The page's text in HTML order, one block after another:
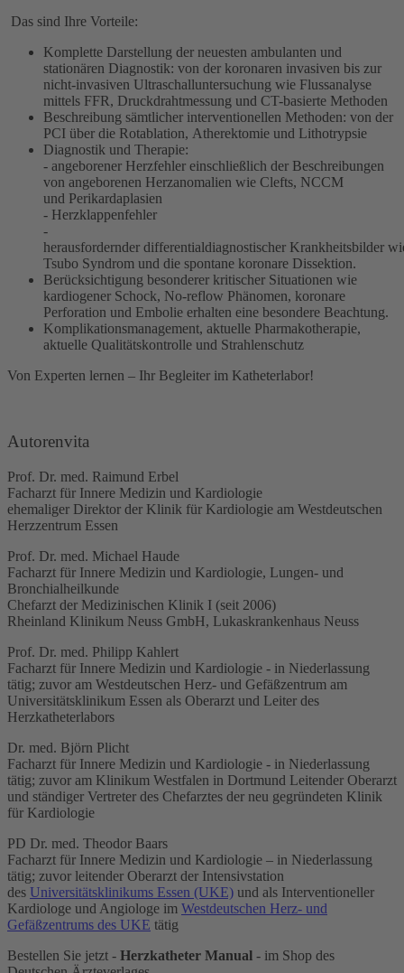
Das sind Ihre Vorteile:
Komplette Darstellung der neuesten ambulanten und
stationären Diagnostik: von der koronaren invasiven bis zur
nicht-invasiven Ultraschalluntersuchung wie Flussanalyse
mittels FFR, Druckdrahtmessung und CT-basierte Methoden
Beschreibung sämtlicher interventionellen Methoden: von der
PCI über die Rotablation, Atherektomie und Lithotrypsie
Diagnostik und Therapie:
- angeborener Herzfehler einschließlich der Beschreibungen
von angeborenen Herzanomalien wie Clefts, NCCM
und Perikardaplasien
- Herzklappenfehler
-
herausfordernder differentialdiagnostischer Krankheitsbilder
Tsubo Syndrom und die spontane koronare Dissektion.
Berücksichtigung besonderer kritischer Situationen wie
kardiogener Schock, No-reflow Phänomen, koronare
Perforation und Embolie erhalten eine besondere Beachtung.
Komplikationsmanagement, aktuelle Pharmakotherapie,
aktuelle Qualitätskontrolle und Strahlenschutz
Von Experten lernen – Ihr Begleiter im Katheterlabor!
Autorenvita
Prof. Dr. med. Raimund Erbel
Facharzt für Innere Medizin und Kardiologie
ehemaliger Direktor der Klinik für Kardiologie am Westdeutschen
Herzzentrum Essen
Prof. Dr. med. Michael Haude
Facharzt für Innere Medizin und Kardiologie, Lungen- und
Bronchialheilkunde
Chefarzt der Medizinischen Klinik I (seit 2006)
Rheinland Klinikum Neuss GmbH, Lukaskrankenhaus Neuss
Prof. Dr. med. Philipp Kahlert
Facharzt für Innere Medizin und Kardiologie - in Niederlassung
tätig; zuvor am Westdeutschen Herz- und Gefäßzentrum am
Universitätsklinikum Essen als Oberarzt und Leiter des
Herzkatheterlabors
Dr. med. Björn Plicht
Facharzt für Innere Medizin und Kardiologie - in Niederlassung
tätig; zuvor am Klinikum Westfalen in Dortmund Leitender Oberarzt
und ständiger Vertreter des Chefarztes der neu gegründeten Klinik
für Kardiologie
PD Dr. med. Theodor Baars
Facharzt für Innere Medizin und Kardiologie – in Niederlassung
tätig; zuvor leitender Oberarzt der Intensivstation
des Universitätsklinikums Essen (UKE) und als Interventioneller
Kardiologe und Angiologe im Westdeutschen Herz- und
Gefäßzentrums des UKE tätig
Bestellen Sie jetzt - Herzkatheter Manual - im Shop des